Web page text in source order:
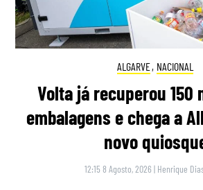
ALGARVE, NACIONAL
Volta já recuperou 150
embalagens e chega a
novo
12:15 8 Agosto, 2026 | Henrique